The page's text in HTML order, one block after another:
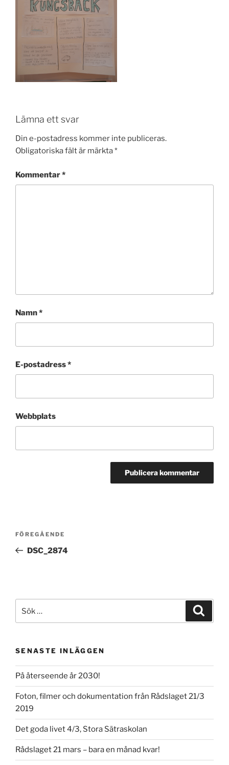
Lämna ett svar
Din e-postadress kommer inte publiceras.
Obligatoriska fält är märkta*
Kommentar*
Namn*
E-postadress*
Webbplats
Inläggsnavigering
Föregående
inlägg
FÖREGÅENDE
DSC_2874
efter:
SENASTE INLÄGGEN
På återseende år 2030!
Foton, filmer och dokumentation från Rådslaget 21/3
2019
Det goda livet 4/3, Stora Sätraskolan
Rådslaget 21 mars – bara en månad kvar!